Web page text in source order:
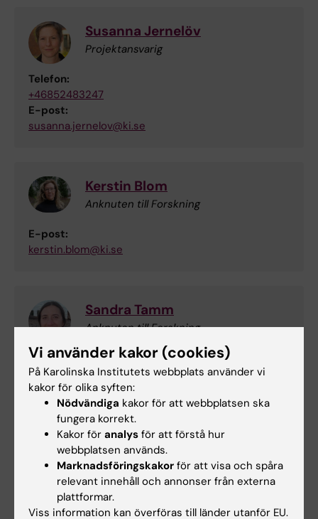
Susanna Jernelöv
Projektansvarig
Telefon:
+46852483247
E-post:
susanna.jernelov@ki.se
Kerstin Blom
Anknuten till Forskning
E-post:
kerstin.blom@ki.se
Sandra Tamm
Anknuten till Forskning
E-post:
sandra.tamm@ki.se
Ann Rosén
Postdoktorala Studier
E-post:
ann.rosen@ki.se
Vi använder kakor (cookies)
På Karolinska Institutets webbplats använder vi
kakor för olika syften:
Nödvändiga kakor för att webbplatsen ska
fungera korrekt.
Kakor för analys för att förstå hur
webbplatsen används.
Marknadsföringskakor för att visa och spåra
relevant innehåll och annonser från externa
plattformar.
Viss information kan överföras till länder utanför EU.